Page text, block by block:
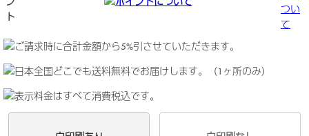
ト
つい
て